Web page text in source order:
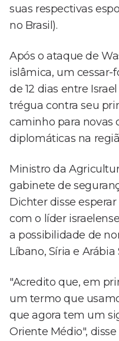
suas respectivas
no Brasil).
Após o ataque de
islâmica, um
de 12 dias entre
trégua contra seu
caminho para novas
diplomáticas na
Ministro da
gabinete de
Dichter disse
com o líder
a possibilidade de
Líbano, Síria e Arábia
"Acredito que, em
um termo que
que agora tem um
Oriente Médio",